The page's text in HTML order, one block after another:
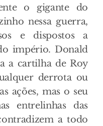
o gigante do
nessa guerra,
e dispostos a
império. Donald
a cartilha de Roy
derrota ou
ações, mas o seu
entrelinhas das
a todo